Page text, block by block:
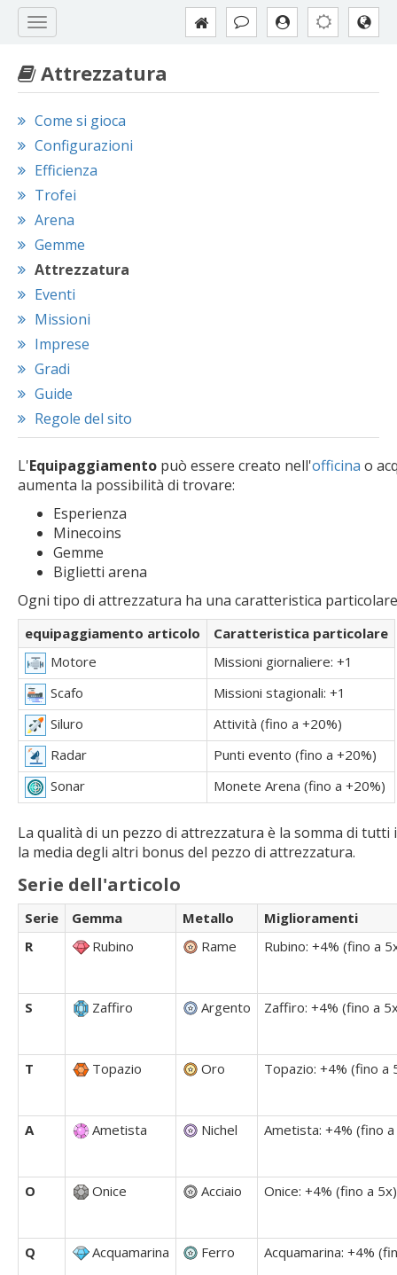
Attrezzatura
Come si gioca
Configurazioni
Efficienza
Trofei
Arena
Gemme
Attrezzatura
Eventi
Missioni
Imprese
Gradi
Guide
Regole del sito
L'Equipaggiamento può essere creato nell'officina o
aumenta la possibilità di trovare:
Esperienza
Minecoins
Gemme
Biglietti arena
Ogni tipo di attrezzatura ha una caratteristica
equipaggiamento articolo
Caratteristica particolare
Motore
Missioni giornaliere: +1
Scafo
Missioni stagionali: +1
Siluro
Attività (fino a +20%)
Radar
Punti evento (fino a +20%)
Sonar
Monete Arena (fino a +20%)
La qualità di un pezzo di attrezzatura è la somma di
la media degli altri bonus del pezzo di attrezzatura.
Serie dell'articolo
Serie Gemma Metallo
Miglioramenti
R
Rubino Rame Rubino: +4% (fino a
S Zaffiro Argento Zaffiro: +4% (fino a
T Topazio Oro Topazio: +4% (fino a
A Ametista Nichel Ametista: +4% (fino
O Onice Acciaio Onice: +4% (fino a 5x)
Q Acquamarina Ferro Acquamarina: +4%